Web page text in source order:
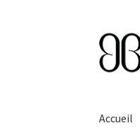
Aller
à
la
Aller
au
contenu
Accueil